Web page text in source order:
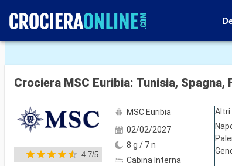
Mostra le altre 99 foto
Crociera MSC Euribia: Tunisia,
4.7/5
MSC Euribia
02/02/2027
8 g / 7 n
Cabina Interna
Altri